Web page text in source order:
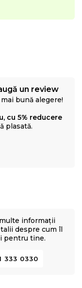
un review
bună alegere!
cu 5% reducere
plasată.
informații
despre cum îl
pentru tine.
333 0330